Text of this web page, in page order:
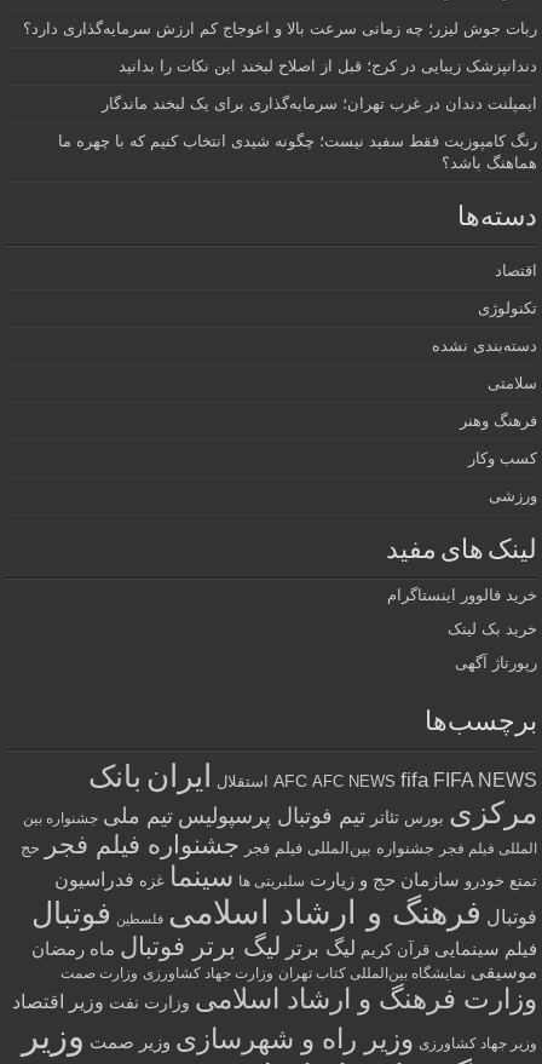
ربات جوش لیزر؛ چه زمانی سرعت بالا و اعوجاج کم ارزش سرمایه‌گذاری دارد؟
دندانپزشک زیبایی در کرج؛ قبل از اصلاح لبخند این نکات را بدانید
ایمپلنت دندان در غرب تهران؛ سرمایه‌گذاری برای یک لبخند ماندگار
رنگ کامپوزیت فقط سفید نیست؛ چگونه شیدی انتخاب کنیم که با چهره ما
هماهنگ باشد؟
دسته‌ها
اقتصاد
تکنولوژی
دسته‌بندی نشده
سلامتی
فرهنگ وهنر
کسب وکار
ورزشی
لینک های مفید
خرید فالوور اینستاگرام
خرید بک لینک
رپورتاژ آگهی
برچسب‌ها
AFC AFC NEWS fifa FIFA NEWS استقلال ایران بانک
مرکزی بورس تئاتر تیم فوتبال پرسپولیس تیم ملی جشنواره بین
المللی فیلم فجر جشنواره بین‌المللی فیلم فجر جشنواره فیلم فجر
حج
تمتع خودرو سازمان حج و زیارت سلبریتی ها سینما غزه فدراسیون
فوتبال فرهنگ و ارشاد اسلامی فلسطین فوتبال
فیلم سینمایی قرآن کریم لیگ برتر لیگ برتر فوتبال ماه رمضان
موسیقی نمایشگاه بین‌المللی کتاب تهران وزارت جهاد کشاورزی وزارت صمت
وزارت فرهنگ و ارشاد اسلامی وزارت نفت وزیر اقتصاد
وزیر جهاد کشاورزی وزیر راه و شهرسازی وزیر صمت وزیر